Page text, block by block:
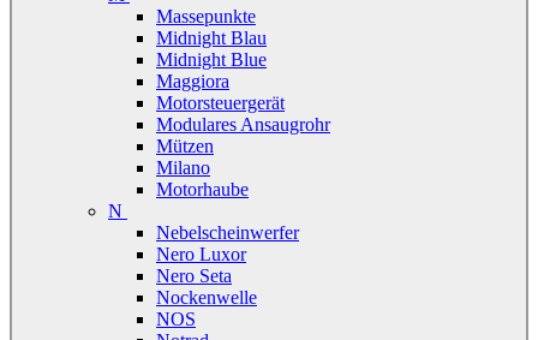
Massepunkte
Midnight Blau
Midnight Blue
Maggiora
Motorsteuergerät
Modulares Ansaugrohr
Mützen
Milano
Motorhaube
N
Nebelscheinwerfer
Nero Luxor
Nero Seta
Nockenwelle
NOS